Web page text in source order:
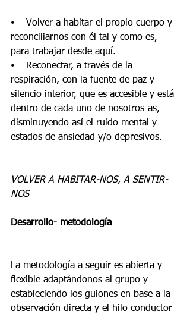
⦁    Volver a habitar el propio cuerpo y
reconciliarnos con él tal y como es,
para trabajar desde aquí.
⦁    Reconectar, a través de la
respiración, con la fuente de paz y
silencio interior, que es accesible y está
dentro de cada uno de nosotros-as,
disminuyendo así el ruido mental y
estados de ansiedad y/o depresivos.
VOLVER A HABITAR-NOS, A SENTIR-
NOS
Desarrollo- metodología
La metodología a seguir es abierta y
flexible adaptándonos al grupo y
estableciendo los guiones en base a la
observación directa y el hilo conductor